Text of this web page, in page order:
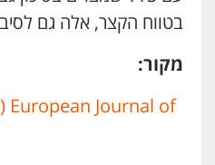
בטווח הקצר, אלה גם
מקור:
European Journal of